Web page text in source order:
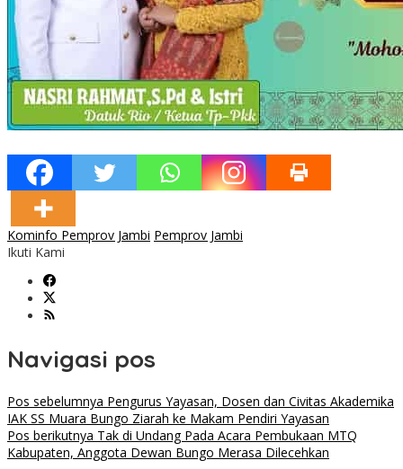
Kominfo Pemprov Jambi Pemprov Jambi
Ikuti Kami
Navigasi pos
Pos sebelumnya Pengurus Yayasan, Dosen dan Civitas Akademika
IAK SS Muara Bungo Ziarah ke Makam Pendiri Yayasan
Pos berikutnya Tak di Undang Pada Acara Pembukaan MTQ
Kabupaten, Anggota Dewan Bungo Merasa Dilecehkan